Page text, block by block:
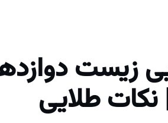
زیست